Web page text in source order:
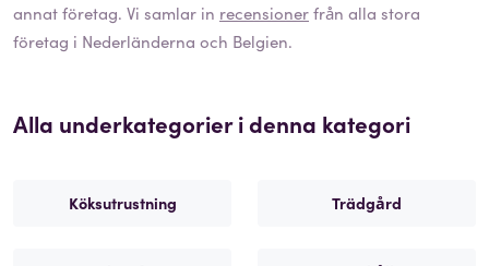
annat företag. Vi samlar in recensionerfrån alla stora
företag i Nederländerna och Belgien.
Alla underkategorier i denna kategori
Köksutrustning Trädgård